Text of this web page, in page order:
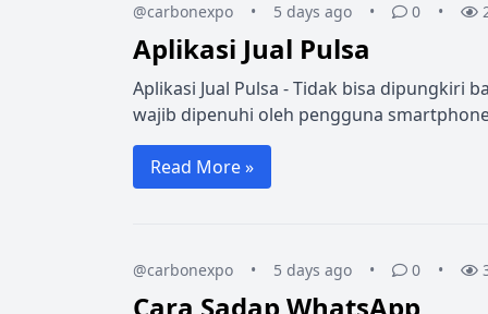
@carbonexpo • 5 days ago • 0 •
Aplikasi Jual Pulsa
Aplikasi Jual Pulsa - Tidak bisa dipungkiri
wajib dipenuhi oleh pengguna
Read More »
@carbonexpo • 5 days ago • 0 •